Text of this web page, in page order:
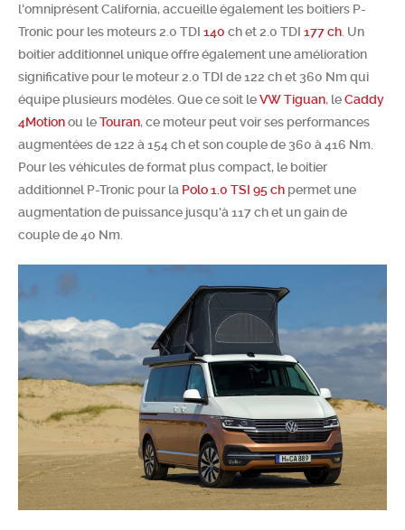
l'omniprésent California, accueille également les boitiers P-
Tronic pour les moteurs 2.0 TDI 140 ch et 2.0 TDI 177 ch . Un
boitier additionnel unique offre également une amélioration
significative pour le moteur 2.0 TDI de 122 ch et 360 Nm qui
équipe plusieurs modèles. Que ce soit leVW Tiguan, leCaddy
4Motionou leTouran, ce moteur peut voir ses performances
augmentées de 122 à 154 ch et son couple de 360 à 416 Nm.
Pour les véhicules de format plus compact, le boitier
additionnel P-Tronic pour la Polo 1.0 TSI 95 ch permet une
augmentation de puissance jusqu'à 117 ch et un gain de
couple de 40 Nm.